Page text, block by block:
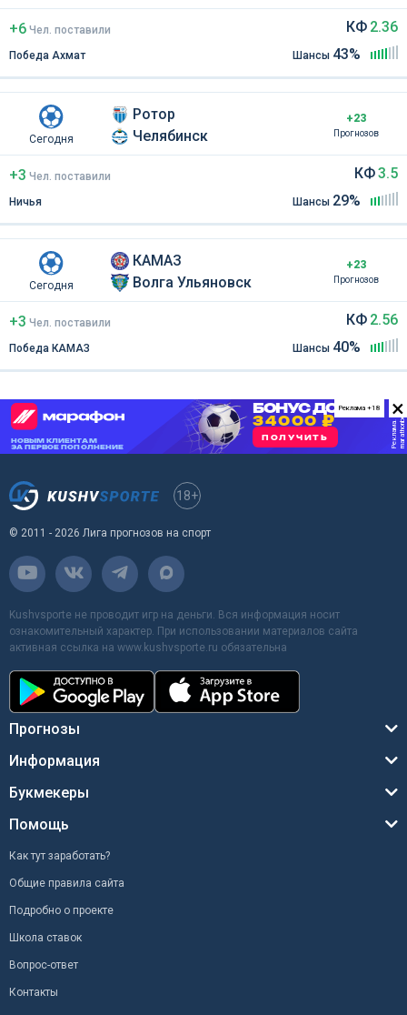
+6 Чел поставили
Победа Ахмат
КФ 2.36
Шансы 43%
Сегодня
Ротор
Челябинск
+23
Прогнозов
+3 Чел поставили
Ничья
КФ3.5
Шансы 29%
Сегодня
КАМАЗ
Волга Ульяновск
+23
Прогнозов
+3 Чел поставили
Победа КАМАЗ
КФ 2.56
Шансы 40%
×
Реклама +18
18+
© 2011 - 2026 Лига прогнозов на спорт
Kushvsporte не проводит игр на деньги. Вся информация носит
ознакомительный характер. При использовании материалов сайта
активная ссылка на www.kushvsporte.ru обязательна
Прогнозы
Информация
Букмекеры
Помощь
Как тут заработать?
Общие правила сайта
Подробно о проекте
Школа ставок
Вопрос-ответ
Контакты